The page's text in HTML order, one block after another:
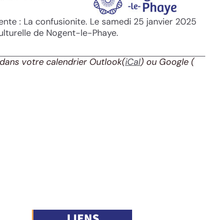
: La confusionite. Le samedi 25 janvier 2025
de Nogent-le-Phaye.
votre calendrier Outlook(iCal) ou Google (